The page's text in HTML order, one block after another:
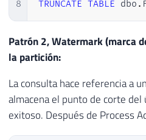
8
TRUNCATE TABLE dbo .
Patrón 2, Watermark (marca
la partición:
La consulta hace referencia a
almacena el punto de corte
exitoso. Después de Process